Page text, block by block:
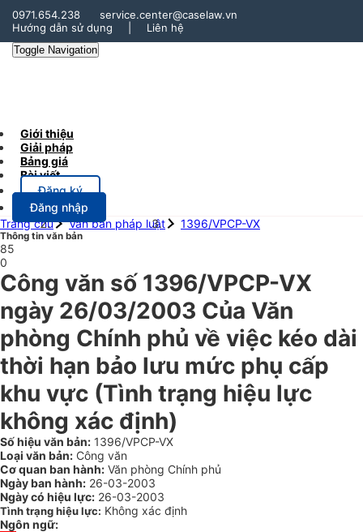
0971.654.238
service.center@caselaw.vn
Hướng dẫn sử dụng
Liên hệ
Toggle Navigation
Giới thiệu
Giải pháp
Bảng giá
Bài viết
Đăng ký
Đăng nhập
Trang chủ
Văn bản pháp luật 1396/VPCP-VX
Thông tin văn bản
85
0
Công văn số 1396/VPCP-VX
ngày 26/03/2003 Của Văn
phòng Chính phủ về việc kéo dài
thời hạn bảo lưu mức phụ cấp
khu vực (Tình trạng hiệu lực
không xác định)
Số hiệu văn bản: 1396/VPCP-VX
Loại văn bản: Công văn
Cơ quan ban hành: Văn phòng Chính phủ
Ngày ban hành: 26-03-2003
Ngày có hiệu lực: 26-03-2003
Tình trạng hiệu lực: Không xác định
Ngôn ngữ: